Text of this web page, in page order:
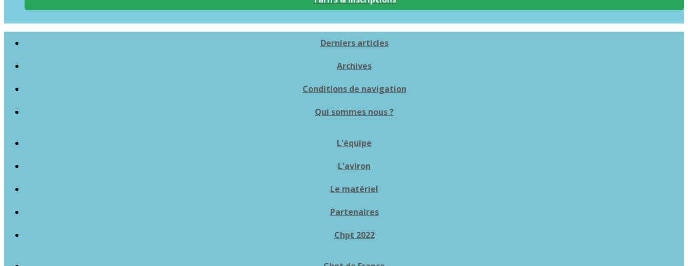
Derniers articles
Archives
Conditions de navigation
Qui sommes nous ?
L'équipe
L'aviron
Le matériel
Partenaires
Chpt 2022